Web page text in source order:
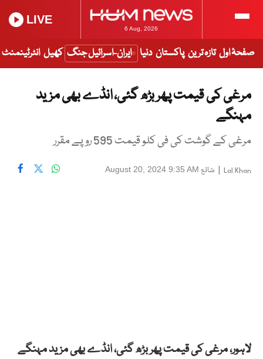
6 Aug, 2026
LIVE
صفحۂ اول تازہ ترین پاکستان دنیا ایران-اسرائیل جنگ کھیل انٹرٹینمنٹ
مرغی کی قیمت پھر بڑھ گئی، انڈے بھی مزید
مہنگے
مرغی کے گوشت کی فی کلو قیمت 595 روپے مقرر
Lal Khan
| شائع August 20, 2024 9:35 AM
لاہور، مرغی کی قیمت پھر بڑھ گئی، انڈے بھی مزید مہنگے